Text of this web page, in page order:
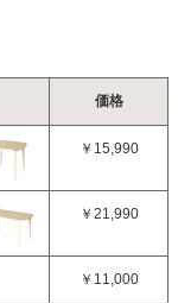
価格
￥15,990
￥21,990
￥11,000